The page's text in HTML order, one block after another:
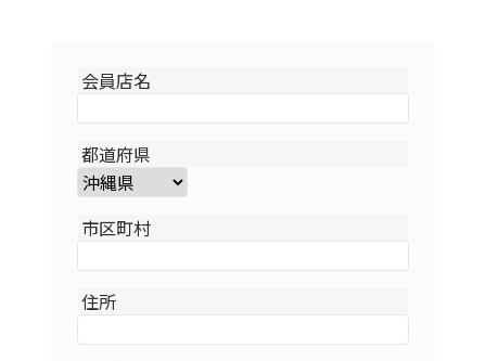
会員店名
都道府県
市区町村
住所